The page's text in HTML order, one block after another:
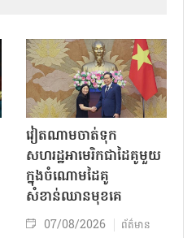
វៀតណាមចាត់ទុក
សហរដ្ឋអាមេរិកជាដៃគូមួយ
ក្នុងចំណោមដៃគូ
សំខាន់ឈានមុខគេ
07/08/2026 ព័ត៌មាន